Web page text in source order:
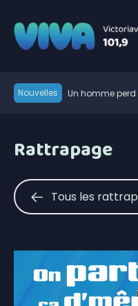
Nouvelles
Un homme
déchets
Rage du raton
des restrictions
dans les parcs
Les cas de
Mauricie-et-
Lactalis
Retour des
vigilance sur les
Les
Warwick
Rattrapage
Tous les